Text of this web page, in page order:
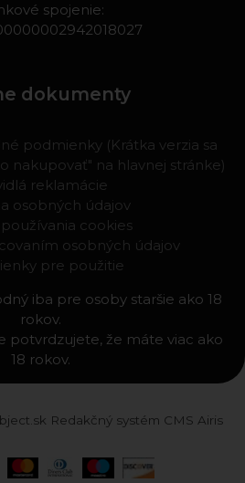
spojenie:
dokumenty
podmienky (Krátka verzia sa
nakupovať" na hlavnej stránke)
reklamácie
osobných údajov
cookies
osobných údajov
pre použitie
iba pre osoby staršie ako 18
rokov.
potvrdzujete, že máte viac ako
18 rokov.
Redakčný systém CMS Airis